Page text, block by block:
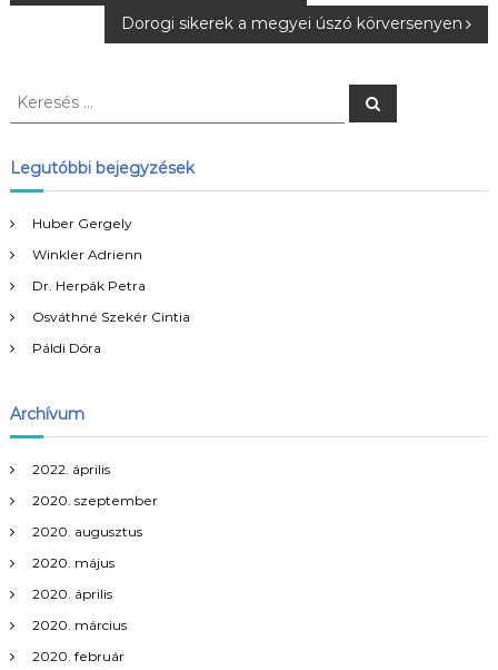
g
y
z
é
n
a
v
i
g
Dorogi sikerek a megyei úszó körversenyen
K
e
s
s
:
K
e
s
Legutóbbi bejegyzések
Huber Gergely
Winkler Adrienn
Dr. Herpák Petra
Osváthné Szekér Cintia
Páldi Dóra
Archívum
2022. április
2020. szeptember
2020. augusztus
2020. május
2020. április
2020. március
2020. február